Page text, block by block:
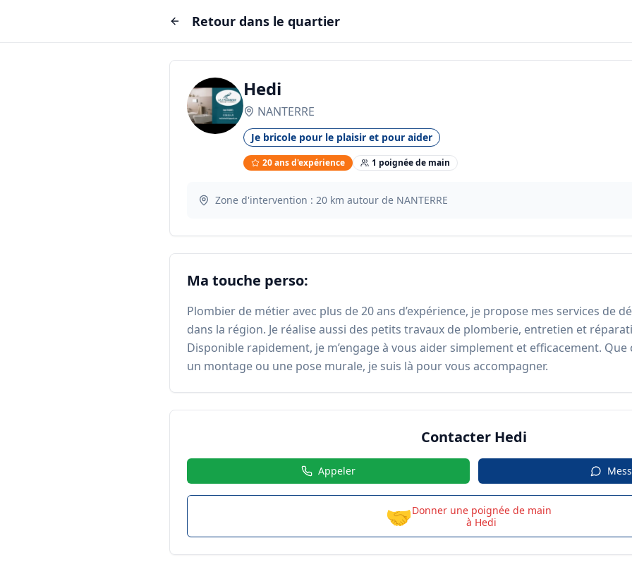
Retour dans le quartier
Hedi
NANTERRE
Je bricole pour le plaisir et pour aider
20ans d'expérience 1 poignéede main
Zone d'intervention : 20 km autour de NANTERRE
Ma touche perso:
Plombier de métier avec plus de 20 ans d’expérience, je propose mes services de
dans la région. Je réalise aussi des petits travaux de plomberie, entretien et
Disponible rapidement, je m’engage à vous aider simplement et efficacement.
un montage ou une pose murale, je suis là pour vous accompagner.
Contacter Hedi
Appeler
🤝Donner une poignée de main
à Hedi